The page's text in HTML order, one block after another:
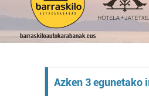
Azken 3 egunetako